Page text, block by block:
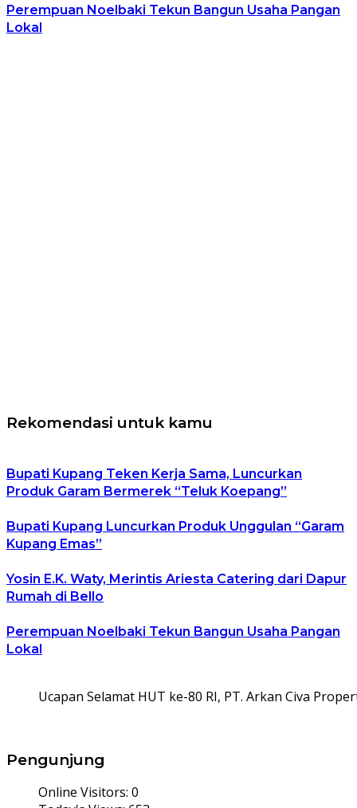
Perempuan Noelbaki Tekun Bangun Usaha Pangan
Lokal
Rekomendasi untuk kamu
Bupati Kupang Teken Kerja Sama, Luncurkan
Produk Garam Bermerek “Teluk Koepang”
Bupati Kupang Luncurkan Produk Unggulan “Garam
Kupang Emas”
Yosin E.K. Waty, Merintis Ariesta Catering dari Dapur
Rumah di Bello
Perempuan Noelbaki Tekun Bangun Usaha Pangan
Lokal
Ucapan Selamat HUT ke-80 RI, PT. Arkan Civa
Pengunjung
Online Visitors: 0